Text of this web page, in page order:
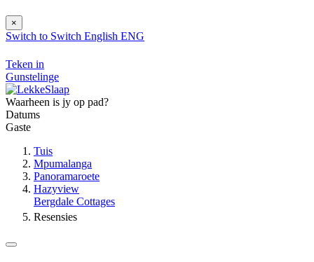
×
Switch to Switch English ENG
Teken in
Gunstelinge
Waarheen is jy op pad?
Datums
Gaste
Tuis
Mpumalanga
Panoramaroete
Hazyview
Bergdale Cottages
Resensies